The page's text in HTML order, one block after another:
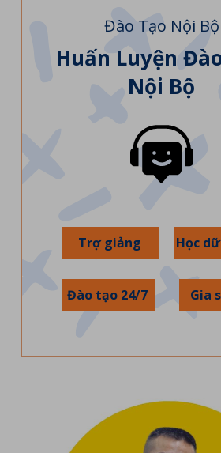
Huấn Luyện
Nội Bộ
Đào Tạo Nội Bộ
Trợ giảng Học
Đào tạo 24/7 Gia